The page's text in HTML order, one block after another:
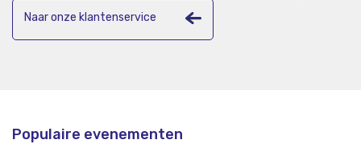
Naar onze klantenservice
Populaire evenementen